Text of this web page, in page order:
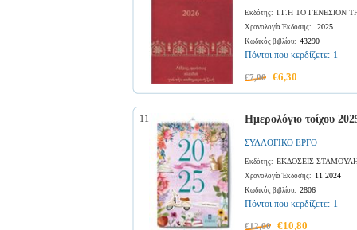
Εκδότης: Ι.Γ.Η ΤΟ ΓΕΝΕΣΙΟΝ
Χρονολογία Έκδοσης: 2025
Κωδικός βιβλίου: 43290
Πόντοι που κερδίζετε: 1
€7,00 €6,30
11 Ημερολόγιο τοίχου
ΣΥΛΛΟΓΙΚΟ ΕΡΓΟ
Εκδότης: ΕΚΔΟΣΕΙΣ
Χρονολογία Έκδοσης: 11 2024
Κωδικός βιβλίου: 2806
Πόντοι που κερδίζετε: 1
€12,00 €10,80